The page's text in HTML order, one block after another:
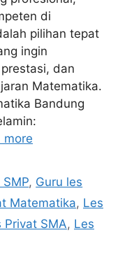
di
pilihan tepat
ingin
dan
Matematika.
Bandung
more
, Guru les
Matematika, Les
Privat SMA, Les